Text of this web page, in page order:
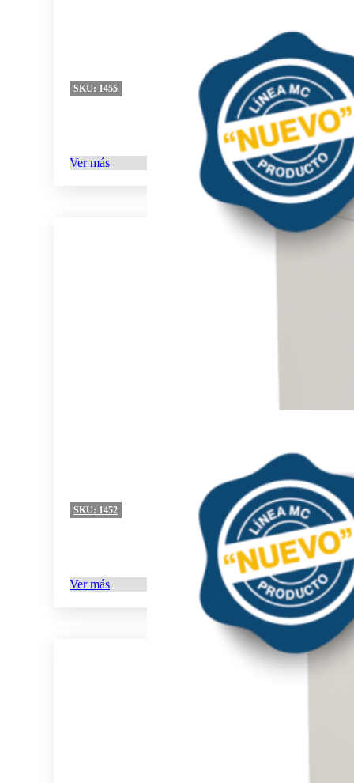
SKU: 1455
Ver más
SKU: 1452
Ver más